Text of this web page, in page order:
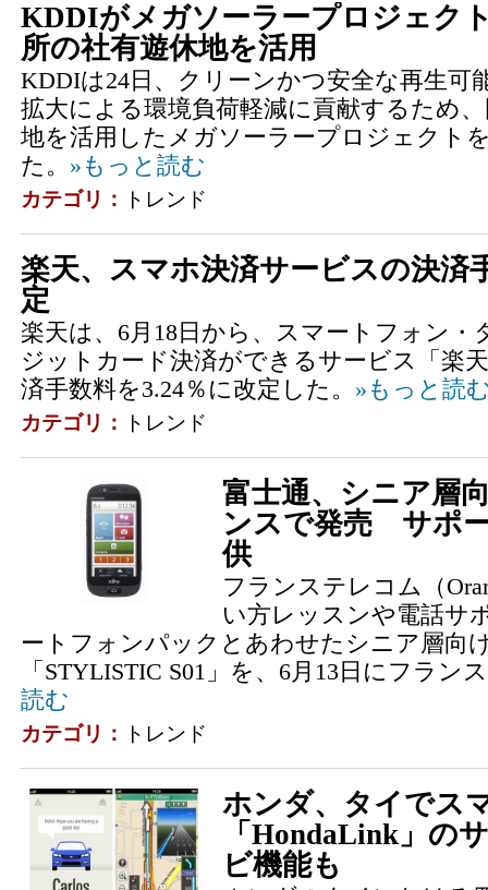
KDDIがメガソーラープロジェク
所の社有遊休地を活用
KDDIは24日、クリーンかつ安全な再生可
拡大による環境負荷軽減に貢献するため
地を活用したメガソーラープロジェクト
た。 »もっと読む
カテゴリ： トレンド
楽天、スマホ決済サービスの決済
定
楽天は、6月18日から、スマートフォン
ジットカード決済ができるサービス「楽
済手数料を3.24％に改定した。 »もっと読
カテゴリ： トレンド
富士通、シニア層
ンスで発売 サポ
供
フランステレコム（
い方レッスンや電話サ
ートフォンパックとあわせたシニア層向
「STYLISTIC S01」を、6月13日にフラン
読む
カテゴリ： トレンド
ホンダ、タイでス
「HondaLink」の
ビ機能も